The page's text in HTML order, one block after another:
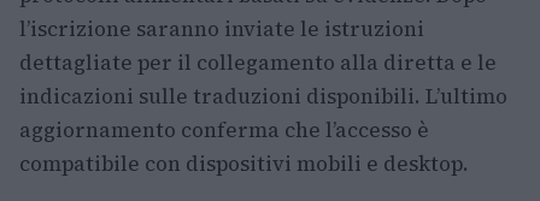
l’iscrizione saranno inviate le istruzioni
dettagliate per il collegamento alla diretta e le
indicazioni sulle traduzioni disponibili. L’ultimo
aggiornamento conferma che l’accesso è
compatibile con dispositivi mobili e desktop.